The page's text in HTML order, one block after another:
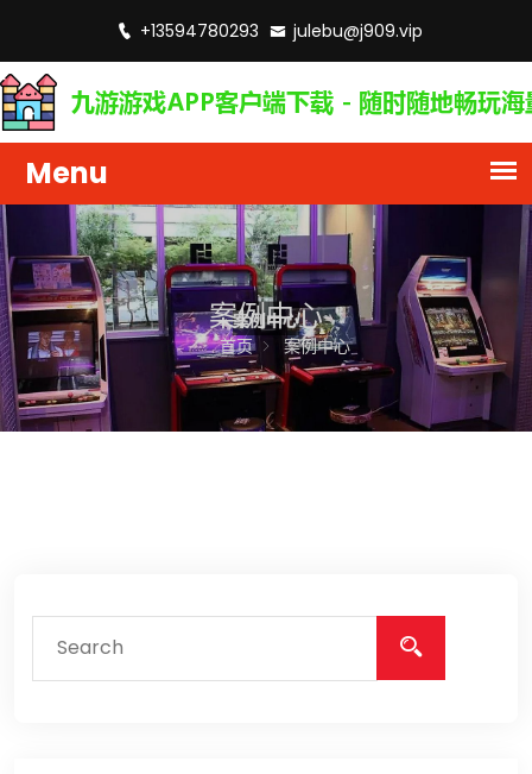
+13594780293 julebu@j909.vip
案例中心
首页 案例中心